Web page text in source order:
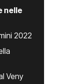
nelle
2022
Veny